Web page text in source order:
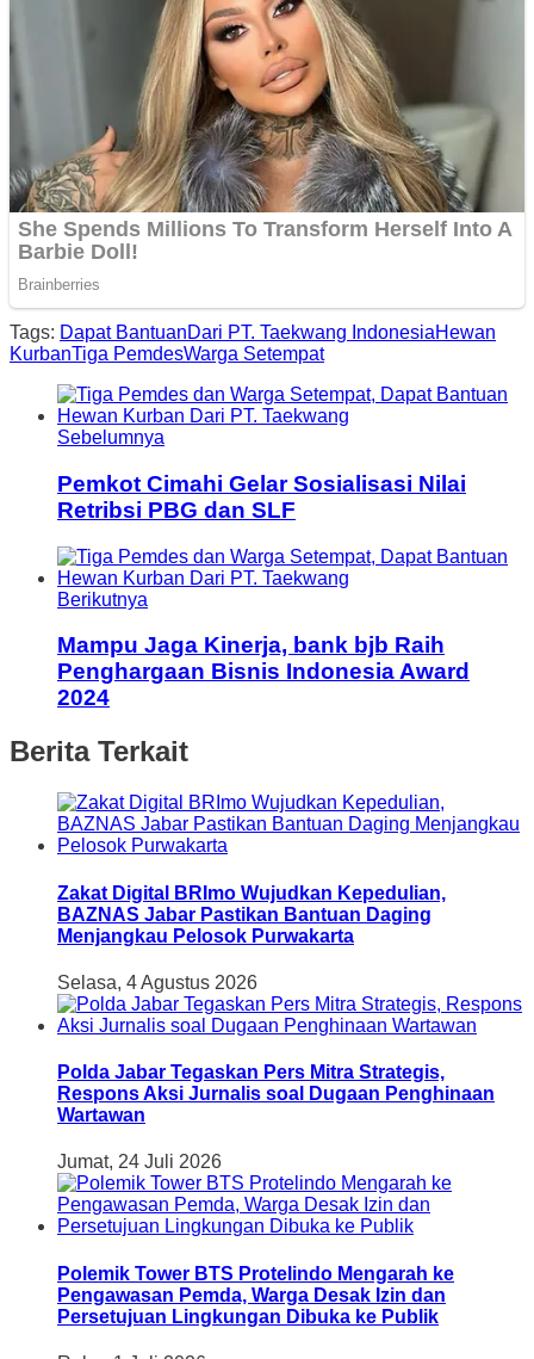
Tags: Dapat BantuanDari PT. Taekwang IndonesiaHewan
KurbanTiga PemdesWarga Setempat
Sebelumnya
Pemkot Cimahi Gelar Sosialisasi Nilai
Retribsi PBG dan SLF
Berikutnya
Mampu Jaga Kinerja, bank bjb Raih
Penghargaan Bisnis Indonesia Award
2024
Berita Terkait
Zakat Digital BRImo Wujudkan Kepedulian,
BAZNAS Jabar Pastikan Bantuan Daging
Menjangkau Pelosok Purwakarta
Selasa, 4 Agustus 2026
Polda Jabar Tegaskan Pers Mitra Strategis,
Respons Aksi Jurnalis soal Dugaan Penghinaan
Wartawan
Jumat, 24 Juli 2026
Polemik Tower BTS Protelindo Mengarah ke
Pengawasan Pemda, Warga Desak Izin dan
Persetujuan Lingkungan Dibuka ke Publik